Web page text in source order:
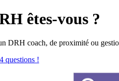
êtes-vous ?
DRH coach, de proximité ou
questions !